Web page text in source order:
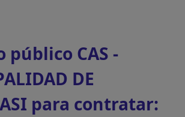
público CAS -
DE
para contratar: